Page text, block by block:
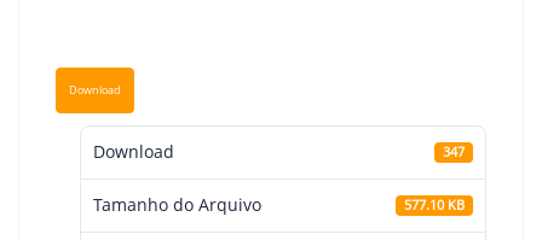
Download
Download 347
Tamanho do Arquivo 577.10 KB